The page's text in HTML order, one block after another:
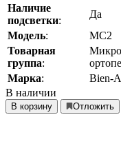
Наличие
подсветки:
Да
Модель:
MC2
Товарная
группа:
Марка:
Bien-
В наличии
В корзину Отложить